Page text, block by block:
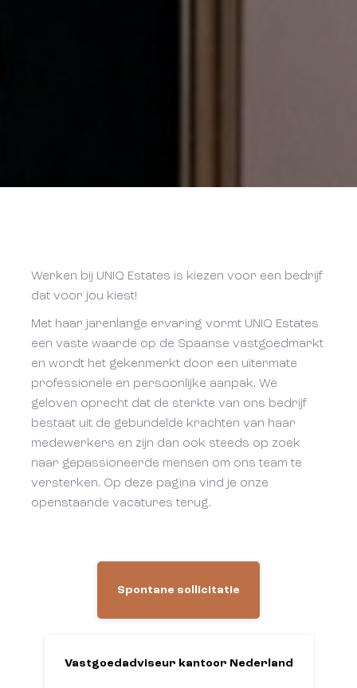
Werken bij UNIQ Estates is kiezen voor een bedrijf
dat voor jou kiest!
Met haar jarenlange ervaring vormt UNIQ Estates
een vaste waarde op de Spaanse vastgoedmarkt
en wordt het gekenmerkt door een uitermate
professionele en persoonlijke aanpak. We
geloven oprecht dat de sterkte van ons bedrijf
bestaat uit de gebundelde krachten van haar
medewerkers en zijn dan ook steeds op zoek
naar gepassioneerde mensen om ons team te
versterken. Op deze pagina vind je onze
openstaande vacatures terug.
Spontane sollicitatie
Vastgoedadviseur kantoor Nederland